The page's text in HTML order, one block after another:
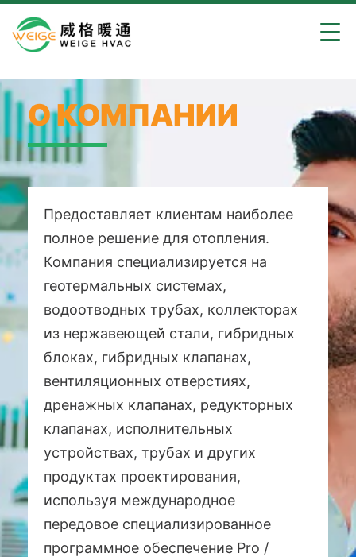
О КОМПАНИИ
Предоставляет клиентам наиболее
полное решение для отопления.
Компания специализируется на
геотермальных системах,
водоотводных трубах, коллекторах
из нержавеющей стали, гибридных
блоках, гибридных клапанах,
вентиляционных отверстиях,
дренажных клапанах, редукторных
клапанах, исполнительных
устройствах, трубах и других
продуктах проектирования,
используя международное
передовое специализированное
программное обеспечение Pro /